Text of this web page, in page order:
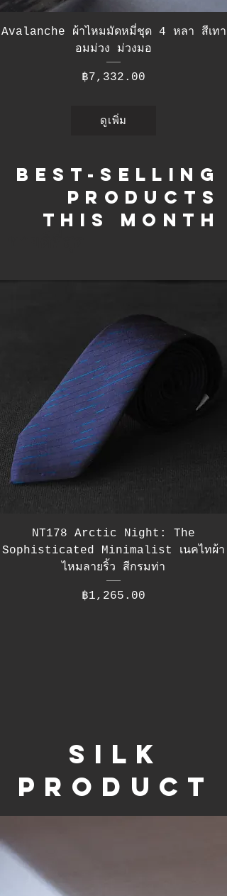
Avalanche ผ้าไหมมัดหมี่ชุด 4 หลา สีเทา
อมม่วง ม่วงมอ
ราคา
฿7,332.00
ดูเพิ่ม
NT178 Arctic Night: The
Sophisticated Minimalist เนคไทผ้า
ไหมลายริ้ว สีกรมท่า
ราคา
฿1,265.00
Best-selling
products
this month
silk
product